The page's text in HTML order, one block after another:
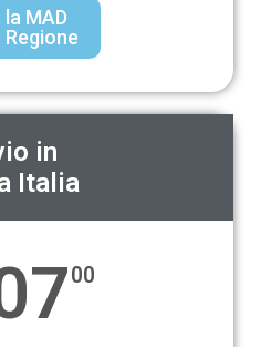
la MAD
Regione
in
Italia
00